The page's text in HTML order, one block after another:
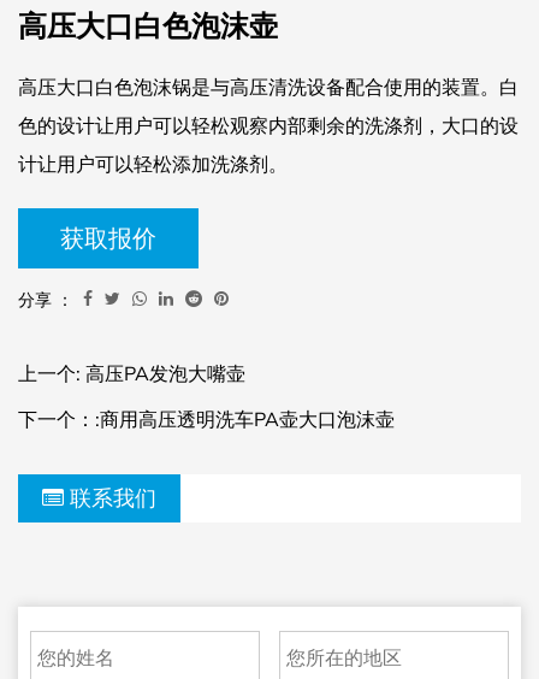
高压大口白色泡沫壶
高压大口白色泡沫锅是与高压清洗设备配合使用的装置。白
色的设计让用户可以轻松观察内部剩余的洗涤剂，大口的设
计让用户可以轻松添加洗涤剂。
获取报价
分享 ：
上一个: 高压PA发泡大嘴壶
下一个：:商用高压透明洗车PA壶大口泡沫壶
联系我们